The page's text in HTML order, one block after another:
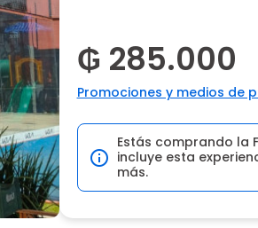
₲ 285.000
Promociones y medios de
Estás comprando la
incluye esta
más.